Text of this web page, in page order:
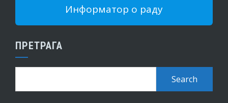
Информатор о раду
ПРЕТРАГА